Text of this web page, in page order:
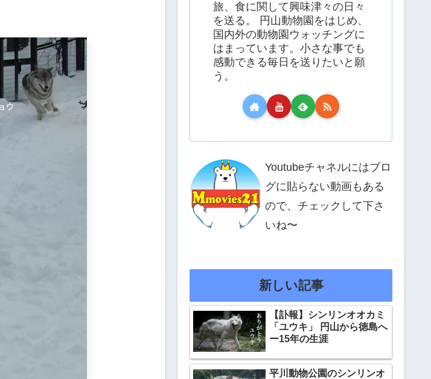
旅、食に関して興味津々の日々
を送る。 円山動物園をはじめ、
国内外の動物園ウォッチングに
はまっています。小さな事でも
感動できる毎日を送りたいと願
う。
Youtubeチャネルにはブロ
グに貼らない動画もある
ので、チェックして下さ
いね〜
新しい記事
【訃報】シンリンオオカミ
「ユウキ」 円山から徳島へ
ー15年の生涯
平川動物公園のシンリンオ